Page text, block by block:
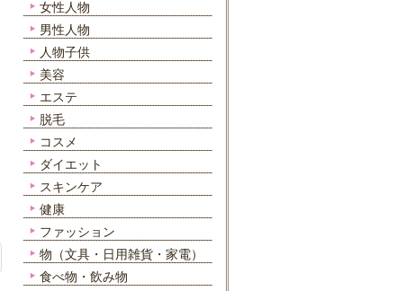
女性人物
男性人物
人物子供
美容
エステ
脱毛
コスメ
ダイエット
スキンケア
健康
ファッション
物（文具・日用雑貨・家電）
食べ物・飲み物